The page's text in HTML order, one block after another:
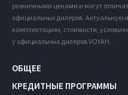
розничными ценами и могут
официальных дилеров. Актуальную
комплектациях, стоимости,
у официальных дилеров VOYAH.
ОБЩЕЕ
КРЕДИТНЫЕ ПРОГРАММЫ